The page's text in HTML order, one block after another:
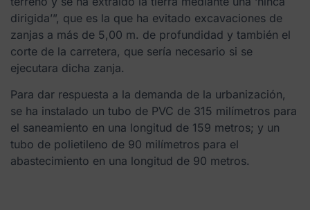
dirigida’”, que es la que ha evitado excavaciones de
zanjas a más de 5,00 m. de profundidad y también el
corte de la carretera, que sería necesario si se
ejecutara dicha zanja.
Para dar respuesta a la demanda de la urbanización,
se ha instalado un tubo de PVC de 315 milímetros para
el saneamiento en una longitud de 159 metros; y un
tubo de polietileno de 90 milímetros para el
abastecimiento en una longitud de 90 metros.